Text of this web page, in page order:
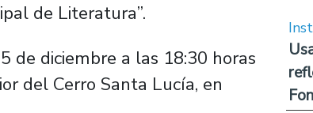
de Literatura”.
de diciembre a las 18:30 horas
del Cerro Santa Lucía, en